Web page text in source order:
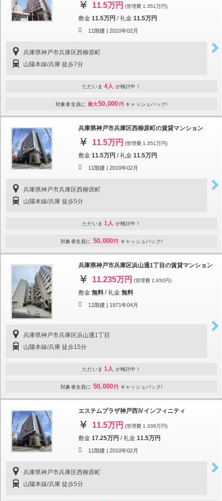
11.5万円 (管理費 1.351万円)
敷金 11.5万円 /礼金 11.5万円
11階建 | 2010年02月
兵庫県神戸市兵庫区西柳原町
山陽本線/兵庫 徒歩7分
ただいま 4人 が検討中！
対象者全員に 最大50,000 円 キャッシュバック!
兵庫県神戸市兵庫区西柳原町の賃貸マンション
11.5万円 (管理費 1.351万円)
敷金 11.5万円 /礼金 11.5万円
11階建 | 2010年02月
兵庫県神戸市兵庫区西柳原町
山陽本線/兵庫 徒歩5分
ただいま 1人 が検討中！
対象者全員に 50,000 円 キャッシュバック!
兵庫県神戸市兵庫区浜山通1丁目の賃貸マンション
11.235万円 (管理費 2,650円)
敷金 無料 /礼金 無料
11階建 | 1971年04月
兵庫県神戸市兵庫区浜山通1丁目
山陽本線/兵庫 徒歩15分
ただいま 1人 が検討中！
対象者全員に 50,000 円 キャッシュバック!
エステムプラザ神戸西Ⅳインフィニティ
11.5万円 (管理費 1.339万円)
敷金 17.25万円 /礼金 11.5万円
11階建 | 2010年02月
兵庫県神戸市兵庫区西柳原町
山陽本線/兵庫 徒歩5分